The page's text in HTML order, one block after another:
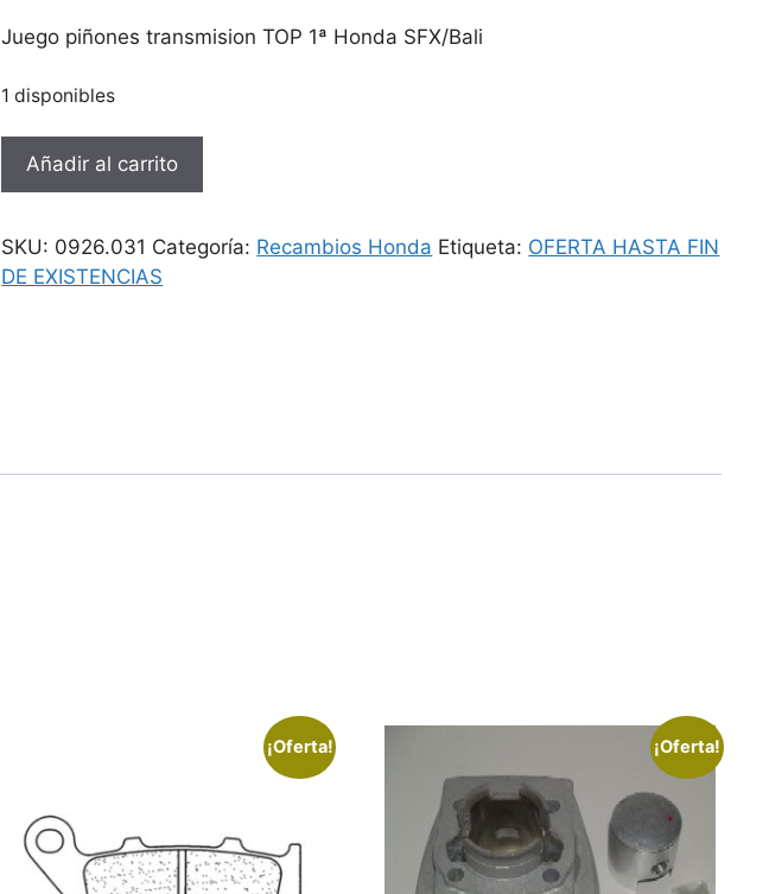
original
60,80 €.
actual
Juego piñones transmision TOP 1ª Honda SFX/Bali
1 disponibles
Juego
piñones
TOP
1ª
Añadir al carrito
SKU: 0926.031 Categoría: Recambios Honda Etiqueta: OFERTA HASTA FIN
DE EXISTENCIAS
¡Oferta! ¡Oferta!